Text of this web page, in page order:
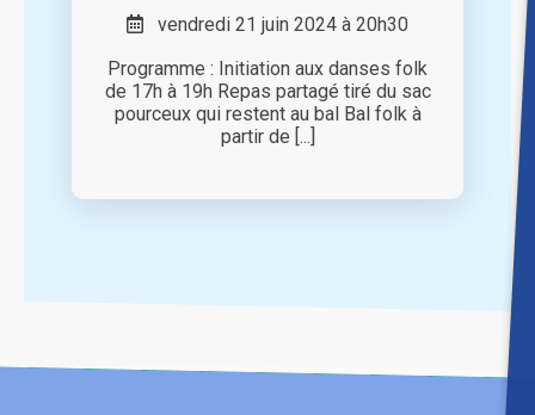
vendredi 21 juin 2024 à 20h30
Programme : Initiation aux danses folk
de 17h à 19h Repas partagé tiré du sac
pourceux qui restent au bal Bal folk à
partir de [...]